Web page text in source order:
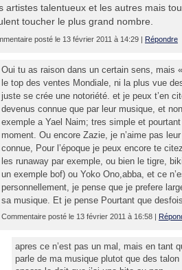
artistes talentueux et les autres mais
toucher le plus grand nombre.
posté le 13 février 2011 à 14:29 | Répondre
Oui tu as raison dans un certain sens, mais
le top des ventes Mondiale, ni la plus vue
juste se crée une notoriété. et je peux t’en
devenus connue que par leur musique, et
exemple a Yael Naim; tres simple et pourtant
moment. Ou encore Zazie, je n’aime pas
connue, Pour l’époque je peux encore te
les runaway par exemple, ou bien le tigre,
un exemple bof) ou Yoko Ono,abba, et ce
personnellement, je pense que je prefere
sa musique. Et je pense Pourtant que
Commentaire posté le 13 février 2011 à 16:58 |
apres ce n’est pas un mal, mais en tant
parle de ma musique plutot que des talon